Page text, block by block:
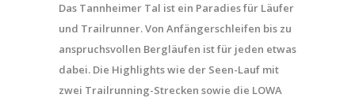
Das Tannheimer Tal ist ein Paradies für Läufer
und Trailrunner. Von Anfängerschleifen bis zu
anspruchsvollen Bergläufen ist für jeden etwas
dabei. Die Highlights wie der Seen-Lauf mit
zwei Trailrunning-Strecken sowie die LOWA